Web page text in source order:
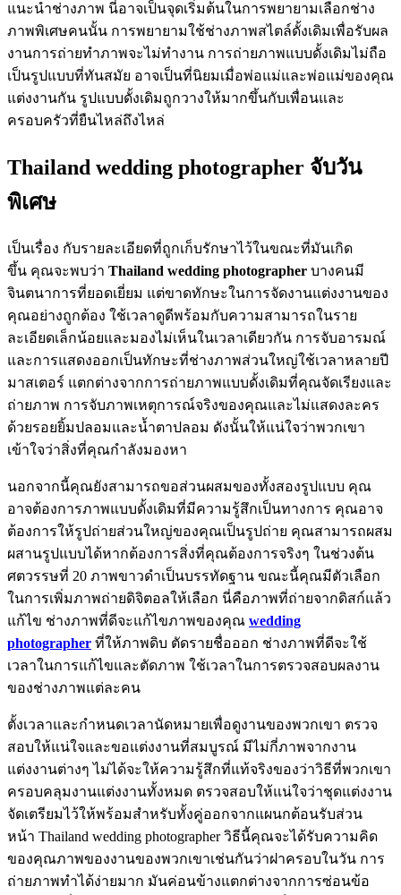
แนะนำช่างภาพ นี่อาจเป็นจุดเริ่มต้นในการพยายามเลือกช่าง
ภาพพิเศษคนนั้น การพยายามใช้ช่างภาพสไตล์ดั้งเดิมเพื่อรับผล
งานการถ่ายทำภาพจะไม่ทำงาน การถ่ายภาพแบบดั้งเดิมไม่ถือ
เป็นรูปแบบที่ทันสมัย อาจเป็นที่นิยมเมื่อพ่อแม่และพ่อแม่ของคุณ
แต่งงานกัน รูปแบบดั้งเดิมถูกวางให้มากขึ้นกับเพื่อนและ
ครอบครัวที่ยืนไหล่ถึงไหล่
Thailand wedding photographer จับวัน
พิเศษ
เป็นเรื่อง กับรายละเอียดที่ถูกเก็บรักษาไว้ในขณะที่มันเกิด
ขึ้น คุณจะพบว่า Thailand wedding photographer บางคนมี
จินตนาการที่ยอดเยี่ยม แต่ขาดทักษะในการจัดงานแต่งงานของ
คุณอย่างถูกต้อง ใช้เวลาดูดีพร้อมกับความสามารถในราย
ละเอียดเล็กน้อยและมองไม่เห็นในเวลาเดียวกัน การจับอารมณ์
และการแสดงออกเป็นทักษะที่ช่างภาพส่วนใหญ่ใช้เวลาหลายปี
มาสเตอร์ แตกต่างจากการถ่ายภาพแบบดั้งเดิมที่คุณจัดเรียงและ
ถ่ายภาพ การจับภาพเหตุการณ์จริงของคุณและไม่แสดงละคร
ด้วยรอยยิ้มปลอมและน้ำตาปลอม ดังนั้นให้แน่ใจว่าพวกเขา
เข้าใจว่าสิ่งที่คุณกำลังมองหา
นอกจากนี้คุณยังสามารถขอส่วนผสมของทั้งสองรูปแบบ คุณ
อาจต้องการภาพแบบดั้งเดิมที่มีความรู้สึกเป็นทางการ คุณอาจ
ต้องการให้รูปถ่ายส่วนใหญ่ของคุณเป็นรูปถ่าย คุณสามารถผสม
ผสานรูปแบบได้หากต้องการสิ่งที่คุณต้องการจริงๆ ในช่วงต้น
ศตวรรษที่ 20 ภาพขาวดำเป็นบรรทัดฐาน ขณะนี้คุณมีตัวเลือก
ในการเพิ่มภาพถ่ายดิจิตอลให้เลือก นี่คือภาพที่ถ่ายจากดิสก์แล้ว
แก้ไข ช่างภาพที่ดีจะแก้ไขภาพของคุณ wedding
photographer ที่ให้ภาพดิบ ตัดรายชื่อออก ช่างภาพที่ดีจะใช้
เวลาในการแก้ไขและตัดภาพ ใช้เวลาในการตรวจสอบผลงาน
ของช่างภาพแต่ละคน
ตั้งเวลาและกำหนดเวลานัดหมายเพื่อดูงานของพวกเขา ตรวจ
สอบให้แน่ใจและขอแต่งงานที่สมบูรณ์ มีไม่กี่ภาพจากงาน
แต่งงานต่างๆ ไม่ได้จะให้ความรู้สึกที่แท้จริงของว่าวิธีที่พวกเขา
ครอบคลุมงานแต่งงานทั้งหมด ตรวจสอบให้แน่ใจว่าชุดแต่งงาน
จัดเตรียมไว้ให้พร้อมสำหรับทั้งคู่ออกจากแผนกต้อนรับส่วน
หน้า Thailand wedding photographer วิธีนี้คุณจะได้รับความคิด
ของคุณภาพของงานของพวกเขาเช่นกันว่าฝาครอบในวัน การ
ถ่ายภาพทำได้ง่ายมาก มันค่อนข้างแตกต่างจากการซ่อนข้อ